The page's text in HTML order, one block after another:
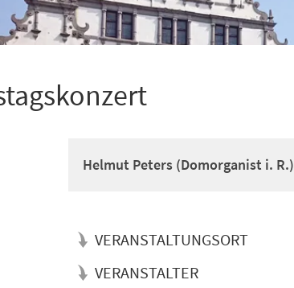
Helmut Peters (Domorganist i. R.)
VERANSTALTUNGSORT
VERANSTALTER